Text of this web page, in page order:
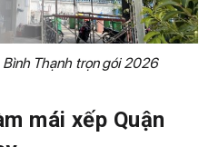
Thạnh trọn gói 2026
mái xếp Quận